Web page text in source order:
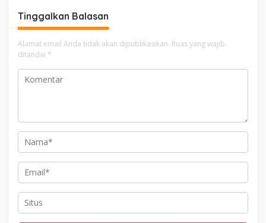
Tinggalkan Balasan
Alamat email Anda tidak akan dipublikasikan. Ruas yang wajib
ditandai *